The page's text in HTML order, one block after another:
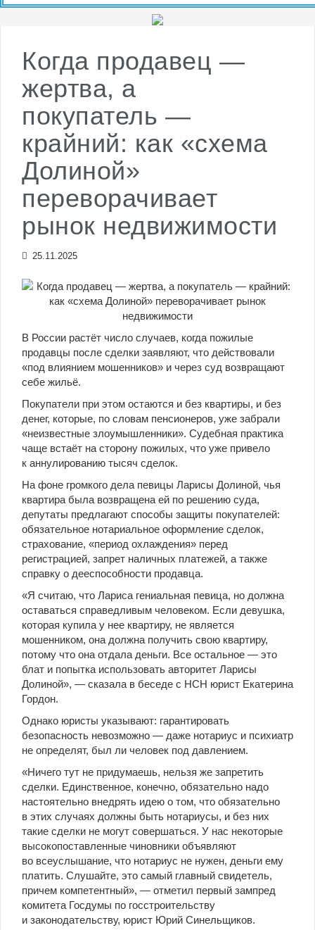
сейчас? Советы тем, кто хочет меньше
платить по кредитам
Когда продавец —
жертва, а
покупатель —
крайний: как «схема
Долиной»
переворачивает
рынок недвижимости
25.11.2025
В России растёт число случаев, когда пожилые
продавцы после сделки заявляют, что действовали
«под влиянием мошенников» и через суд возвращают
себе жильё.
Покупатели при этом остаются и без квартиры, и без
денег, которые, по словам пенсионеров, уже забрали
«неизвестные злоумышленники». Судебная практика
чаще встаёт на сторону пожилых, что уже привело
к аннулированию тысяч сделок.
На фоне громкого дела певицы Ларисы Долиной, чья
квартира была возвращена ей по решению суда,
депутаты предлагают способы защиты покупателей:
обязательное нотариальное оформление сделок,
страхование, «период охлаждения» перед
регистрацией, запрет наличных платежей, а также
справку о дееспособности продавца.
«Я считаю, что Лариса гениальная певица, но должна
оставаться справедливым человеком. Если девушка,
которая купила у нее квартиру, не является
мошенником, она должна получить свою квартиру,
потому что она отдала деньги. Все остальное — это
блат и попытка использовать авторитет Ларисы
Долиной», — сказала в беседе с НСН юрист Екатерина
Гордон.
Однако юристы указывают: гарантировать
безопасность невозможно — даже нотариус и психиатр
не определят, был ли человек под давлением.
«Ничего тут не придумаешь, нельзя же запретить
сделки. Единственное, конечно, обязательно надо
настоятельно внедрять идею о том, что обязательно
в этих случаях должны быть нотариусы, и без них
такие сделки не могут совершаться. У нас некоторые
высокопоставленные чиновники объявляют
во всеуслышание, что нотариус не нужен, деньги ему
платить. Слушайте, это самый главный свидетель,
причем компетентный», — отметил первый зампред
комитета Госдумы по госстроительству
и законодательству, юрист Юрий Синельщиков.